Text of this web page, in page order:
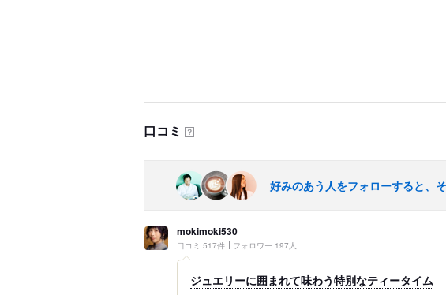
口コミ ？
好みのあう人をフォローすると、
mokimoki530
口コミ 517件 フォロワー 197人
ジュエリーに囲まれて味わう特別なティータイム